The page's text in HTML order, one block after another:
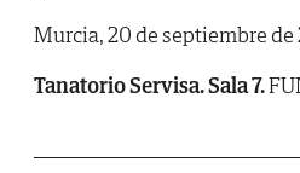
Murcia, 20 de septiembre de
Tanatorio Servisa. Sala 7.